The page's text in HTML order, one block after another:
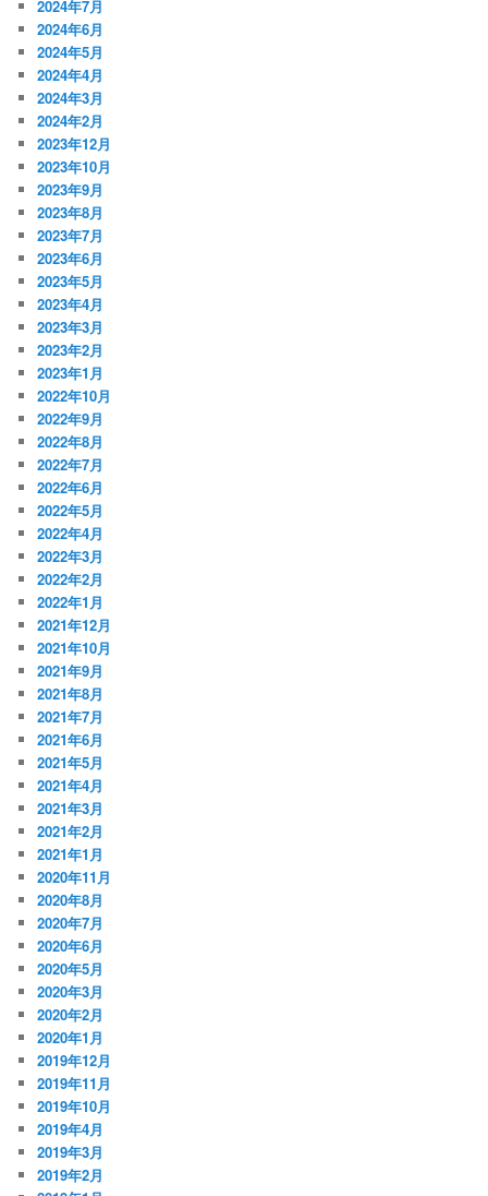
2024年7月
2024年6月
2024年5月
2024年4月
2024年3月
2024年2月
2023年12月
2023年10月
2023年9月
2023年8月
2023年7月
2023年6月
2023年5月
2023年4月
2023年3月
2023年2月
2023年1月
2022年10月
2022年9月
2022年8月
2022年7月
2022年6月
2022年5月
2022年4月
2022年3月
2022年2月
2022年1月
2021年12月
2021年10月
2021年9月
2021年8月
2021年7月
2021年6月
2021年5月
2021年4月
2021年3月
2021年2月
2021年1月
2020年11月
2020年8月
2020年7月
2020年6月
2020年5月
2020年3月
2020年2月
2020年1月
2019年12月
2019年11月
2019年10月
2019年4月
2019年3月
2019年2月